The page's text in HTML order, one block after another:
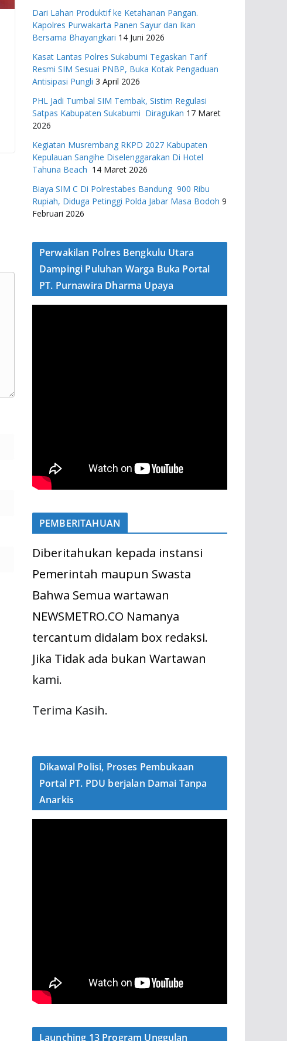
Dari Lahan Produktif ke Ketahanan Pangan.
Kapolres Purwakarta Panen Sayur dan Ikan
Bersama Bhayangkari 14 Juni 2026
Kasat Lantas Polres Sukabumi Tegaskan Tarif
Resmi SIM Sesuai PNBP, Buka Kotak Pengaduan
Antisipasi Pungli 3 April 2026
PHL Jadi Tumbal SIM Tembak, Sistim Regulasi
Satpas Kabupaten Sukabumi Diragukan 17 Maret
2026
Kegiatan Musrembang RKPD 2027 ​Kabupaten
Kepulauan Sangihe Diselenggarakan Di Hotel
Tahuna Beach 14 Maret 2026
Biaya SIM C Di Polrestabes Bandung 900 Ribu
Rupiah, Diduga Petinggi Polda Jabar Masa Bodoh 9
Februari 2026
Perwakilan Polres Bengkulu Utara
Dampingi Puluhan Warga Buka Portal
PT. Purnawira Dharma Upaya
PEMBERITAHUAN
Diberitahukan kepada instansi
Pemerintah maupun Swasta
Bahwa Semua wartawan
NEWSMETRO.CO Namanya
tercantum didalam box redaksi.
Jika Tidak ada bukan Wartawan
kami.
Terima Kasih.
Dikawal Polisi, Proses Pembukaan
Portal PT. PDU berjalan Damai Tanpa
Anarkis
Launching 13 Program Unggulan